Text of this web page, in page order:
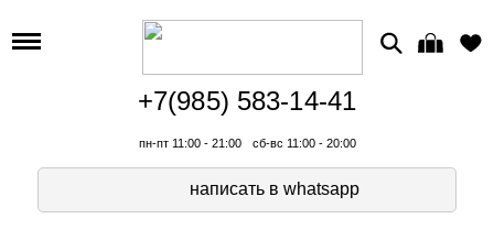
+7(985) 583-14-41
пн-пт 11:00 - 21:00 сб-вс 11:00 - 20:00
написать в whatsapp